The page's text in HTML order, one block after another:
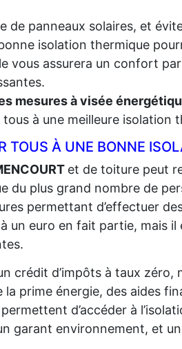
de panneaux solaires, et
isolation thermique
vous assurera un confort
mesures à visée
tous à une meilleure isolation
TOUS À UNE BONNE
et de toiture peut
du plus grand nombre de
permettant d’effectuer
un euro en fait partie, mais il
crédit d’impôts à taux zéro,
la prime énergie, des aides
d’accéder à
garant environnement, et